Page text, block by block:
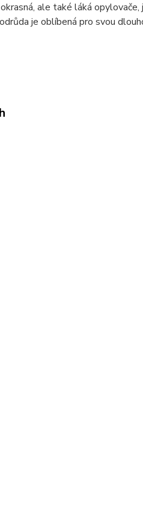
ale také láká
je oblíbená pro svou